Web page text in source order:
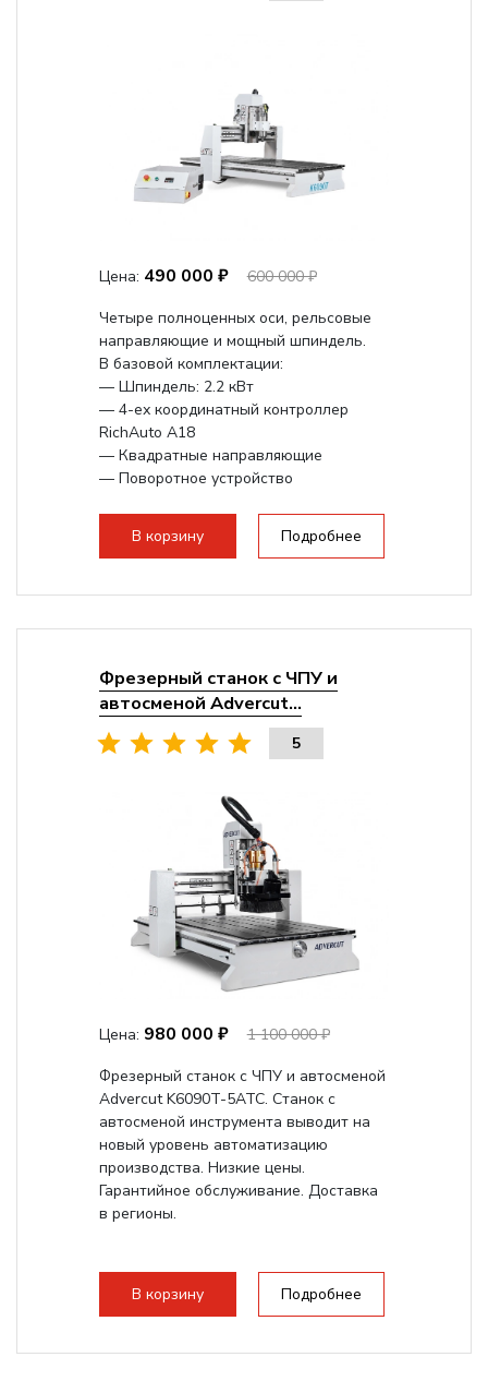
Цена: 490 000 ₽
600 000 ₽
Четыре полноценных оси, рельсовые
направляющие и мощный шпиндель.
В базовой комплектации:
— Шпиндель: 2.2 кВт
— 4-ех координатный контроллер
RichAuto A18
— Квадратные направляющие
— Поворотное устройство
В корзину Подробнее
Фрезерный станок с ЧПУ и
автосменой Advercut...
5
Цена: 980 000 ₽
1 100 000 ₽
Фрезерный станок с ЧПУ и автосменой
Advercut K6090T-5ATC. Станок с
автосменой инструмента выводит на
новый уровень автоматизацию
производства. Низкие цены.
Гарантийное обслуживание. Доставка
в регионы.
В корзину Подробнее